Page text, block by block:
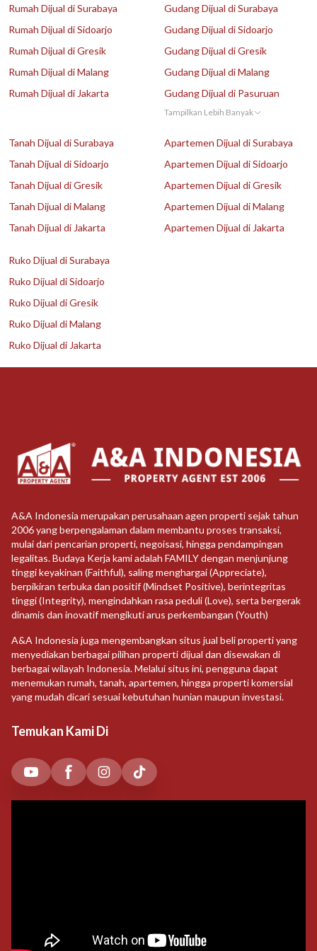
Rumah Dijual di Surabaya
Rumah Dijual di Sidoarjo
Rumah Dijual di Gresik
Rumah Dijual di Malang
Rumah Dijual di Jakarta
Gudang Dijual di Surabaya
Gudang Dijual di Sidoarjo
Gudang Dijual di Gresik
Gudang Dijual di Malang
Gudang Dijual di Pasuruan
Tampilkan Lebih Banyak
Tanah Dijual di Surabaya
Tanah Dijual di Sidoarjo
Tanah Dijual di Gresik
Tanah Dijual di Malang
Tanah Dijual di Jakarta
Apartemen Dijual di Surabaya
Apartemen Dijual di Sidoarjo
Apartemen Dijual di Gresik
Apartemen Dijual di Malang
Apartemen Dijual di Jakarta
Ruko Dijual di Surabaya
Ruko Dijual di Sidoarjo
Ruko Dijual di Gresik
Ruko Dijual di Malang
Ruko Dijual di Jakarta
A&A Indonesia merupakan perusahaan agen properti sejak tahun
2006 yang berpengalaman dalam membantu proses transaksi,
mulai dari pencarian properti, negoisasi, hingga pendampingan
legalitas. Budaya Kerja kami adalah FAMILY dengan menjunjung
tinggi keyakinan (Faithful), saling menghargai (Appreciate),
berpikiran terbuka dan positif (Mindset Positive), berintegritas
tinggi (Integrity), mengindahkan rasa peduli (Love), serta bergerak
dinamis dan inovatif mengikuti arus perkembangan (Youth)
A&A Indonesia juga mengembangkan situs jual beli properti yang
menyediakan berbagai pilihan properti dijual dan disewakan di
berbagai wilayah Indonesia. Melalui situs ini, pengguna dapat
menemukan rumah, tanah, apartemen, hingga properti komersial
yang mudah dicari sesuai kebutuhan hunian maupun investasi.
Temukan Kami Di